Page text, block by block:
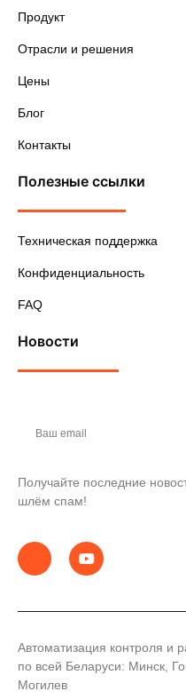
Продукт
Отрасли и решения
Цены
Блог
Контакты
Полезные ссылки
Техническая поддержка
Конфиденциальность
FAQ
Новости
Получайте последние
шлём спам!
Автоматизация контроля и
по всей Беларуси: Минск,
Могилев